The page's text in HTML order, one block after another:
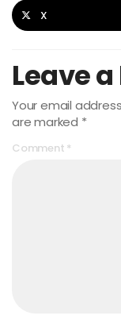
X
Leave
Your email
are marked *
Comment *